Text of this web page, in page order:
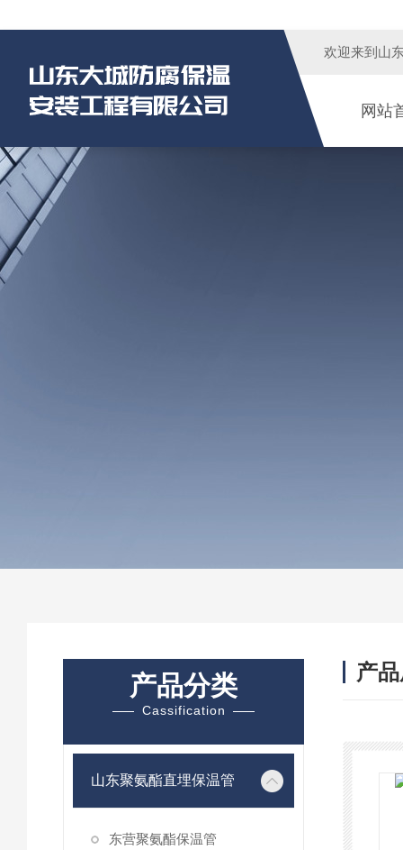
欢迎来到 山
网站
产品分类
Cassification
山东聚氨酯直埋保温管
东营聚氨酯保温管
产